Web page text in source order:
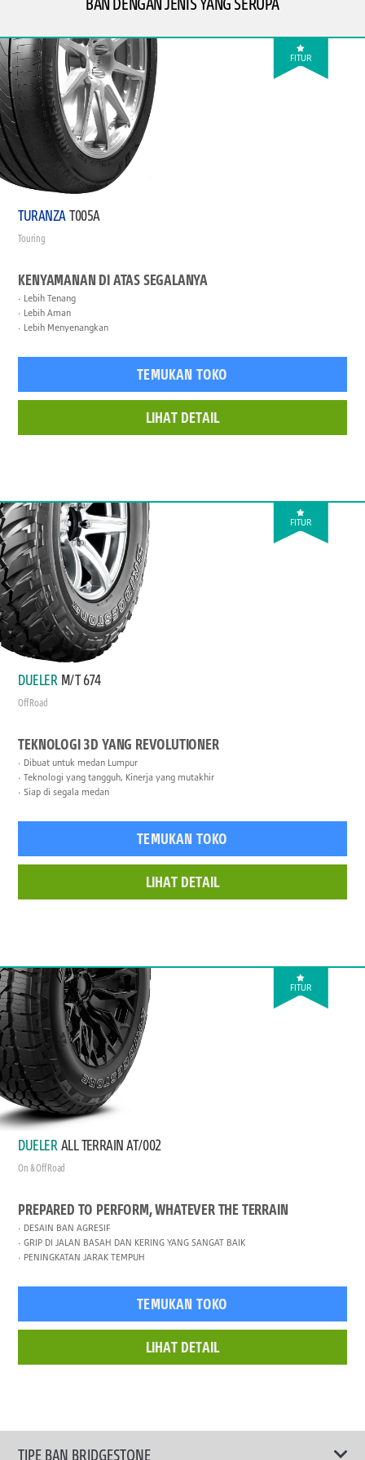
FITUR
TURANZAT005A
Touring
KENYAMANAN DI ATAS SEGALANYA
Lebih Tenang
Lebih Aman
Lebih Menyenangkan
TEMUKAN TOKO
LIHAT DETAIL
FITUR
DUELER M/T 674
Off Road
TEKNOLOGI 3D YANG REVOLUTIONER
Dibuat untuk medan Lumpur
Teknologi yang tangguh, Kinerja yang mutakhir
Siap di segala medan
TEMUKAN TOKO
LIHAT DETAIL
FITUR
DUELER ALL TERRAIN AT/002
On & Off Road
PREPARED TO PERFORM, WHATEVER THE TERRAIN
DESAIN BAN AGRESIF
GRIP DI JALAN BASAH DAN KERING YANG SANGAT BAIK
PENINGKATAN JARAK TEMPUH
TEMUKAN TOKO
LIHAT DETAIL
TIPE BAN BRIDGESTONE